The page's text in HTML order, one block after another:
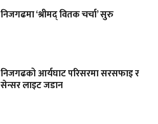
निजगढमा ‘श्रीमद् वितक चर्चा’ सुरु
निजगढको आर्यघाट परिसरमा सरसफाइ र
सेन्सर लाइट जडान